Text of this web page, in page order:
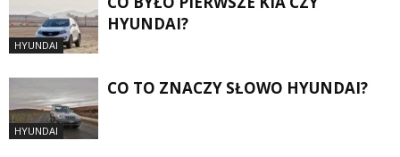
HYUNDAI
HYUNDAI?
HYUNDAI
CO TO ZNACZY SŁOWO HYUNDAI?